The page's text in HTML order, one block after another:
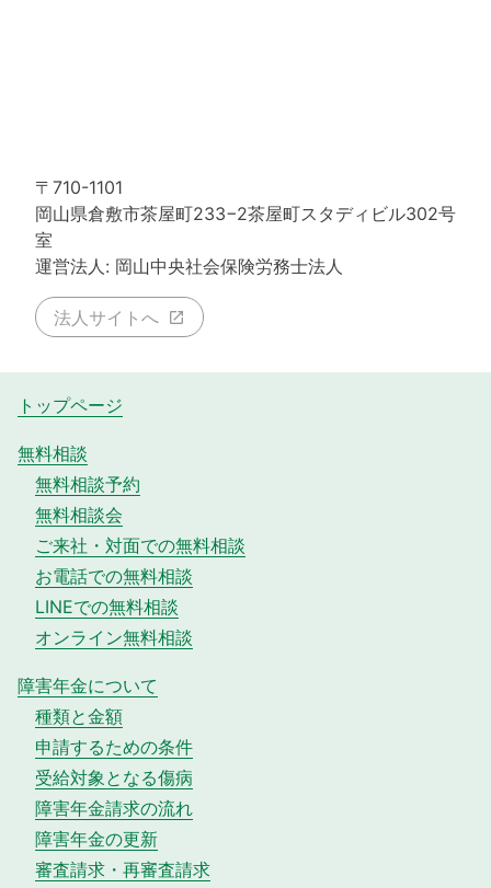
〒710-1101
岡山県倉敷市茶屋町233−2茶屋町スタディビル302号
室
運営法人: 岡山中央社会保険労務士法人
法人サイトへ
トップページ
無料相談
無料相談予約
無料相談会
ご来社・対面での無料相談
お電話での無料相談
LINEでの無料相談
オンライン無料相談
障害年金について
種類と金額
申請するための条件
受給対象となる傷病
障害年金請求の流れ
障害年金の更新
審査請求・再審査請求